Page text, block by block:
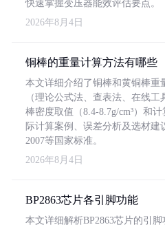
快速掌握变压器能效评估要点。
2026年8月4日
铜棒的重量计算方法有哪些
本文详细介绍了铜棒和黄铜棒重
（理论公式法、查表法、在线
棒密度取值（8.4-8.7g/cm³）和
际计算案例、误差分析及选材建
2007等国家标准。
2026年8月4日
BP2863芯片各引脚功能
本文详细解析BP2863芯片的引